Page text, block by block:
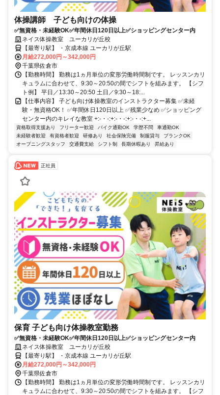
体操講師 子ども向けの体操
✅無資格・未経験OK✅年間休日120日以上✅ショッピングセンター内
ネイス体操教室 ユーカリが丘校
【最寄り駅】 ・京成本線 ユーカリが丘駅
月給272,000円～342,000円
千葉県佐倉市
【勤務時間】 勤務は1ヵ月単位の変形労働時間制です。 レッスンカリ
キュラムに合わせて、9:30～20:50の間でシフトを組みます。 【シフ
ト例】 平日／13:30～20:50 土日／9:30～18:...
【仕事内容】 子ども向け体操教室のインストラクター募集 ✅未経
験・無資格OK！ ✅年間休日120日以上 ✅残業少なめ ✅ショッピング
センター内のキレイな教室 +:-・-:+:-・-:+:-・-:+...
資格取得支援あり フリーター歓迎 バイク通勤OK 学歴不問
車通勤OK
未経験者歓迎
有資格者歓迎 研修あり 社会保険完備 制服貸与
ブランクOK
オープニングスタッフ
交通費支給 シフト制 長期休暇あり 昇給あり
正社員
保育 子ども向け体操教室勤務
✅無資格・未経験OK✅年間休日120日以上✅ショッピングセンター内
ネイス体操教室 ユーカリが丘校
【最寄り駅】 ・京成本線 ユーカリが丘駅
月給272,000円～342,000円
千葉県佐倉市
【勤務時間】 勤務は1ヵ月単位の変形労働時間制です。 レッスンカリ
キュラムに合わせて、9:30～20:50の間でシフトを組みます。 【シフ